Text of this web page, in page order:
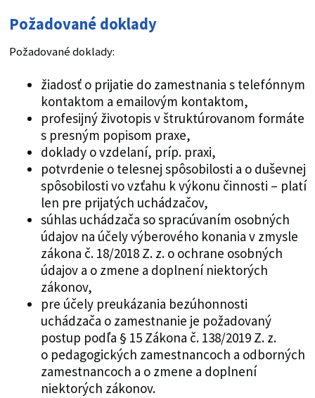
Požadované doklady
Požadované doklady:
žiadosť o prijatie do zamestnania s telefónnym
kontaktom a emailovým kontaktom,
profesijný životopis v štruktúrovanom formáte
s presným popisom praxe,
doklady o vzdelaní, príp. praxi,
potvrdenie o telesnej spôsobilosti a o duševnej
spôsobilosti vo vzťahu k výkonu činnosti – platí
len pre prijatých uchádzačov,
súhlas uchádzača so spracúvaním osobných
údajov na účely výberového konania v zmysle
zákona č. 18/2018 Z. z. o ochrane osobných
údajov a o zmene a doplnení niektorých
zákonov,
pre účely preukázania bezúhonnosti
uchádzača o zamestnanie je požadovaný
postup podľa § 15 Zákona č. 138/2019 Z. z.
o pedagogických zamestnancoch a odborných
zamestnancoch a o zmene a doplnení
niektorých zákonov.